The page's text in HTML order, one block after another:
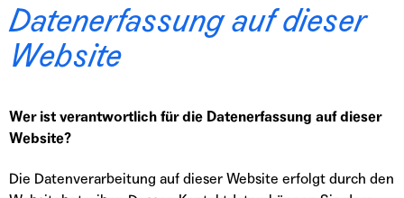
Datenerfassung auf dieser
Website
Wer ist verantwortlich für die Datenerfassung auf dieser
Website?
Die Datenverarbeitung auf dieser Website erfolgt durch den